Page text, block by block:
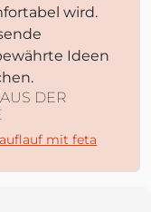
wird.
Ideen
DER
mit feta